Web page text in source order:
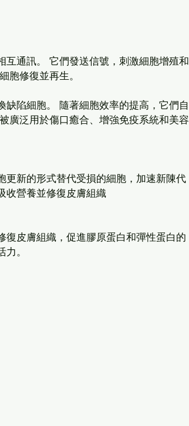
通訊。 它們發送信號，刺激細胞增殖和
胞修復並再生。
陷細胞。 隨著細胞效率的提高，它們自
廣泛用於傷口癒合、增強免疫系統和美容
更新的形式替代受損的細胞，加速新陳代
收營養並修復皮膚組織
皮膚組織，促進膠原蛋白和彈性蛋白的
。